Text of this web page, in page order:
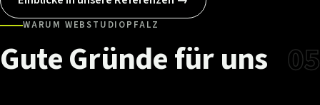
WARUM WEBSTUDIOPFALZ
GuteGründefüruns 05